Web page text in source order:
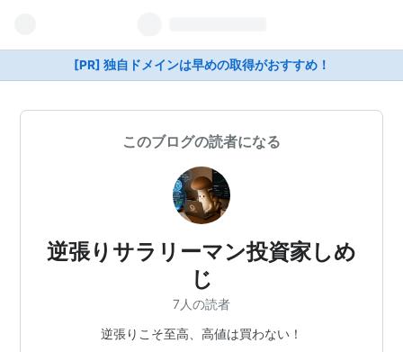
[PR] 独自ドメインは早めの取得がおすすめ！
このブログの読者になる
逆張りサラリーマン投資家しめ
じ
7人の読者
逆張りこそ至高、高値は買わない！